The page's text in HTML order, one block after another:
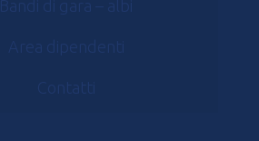
Bandi di gara – albi
Area dipendenti
Contatti